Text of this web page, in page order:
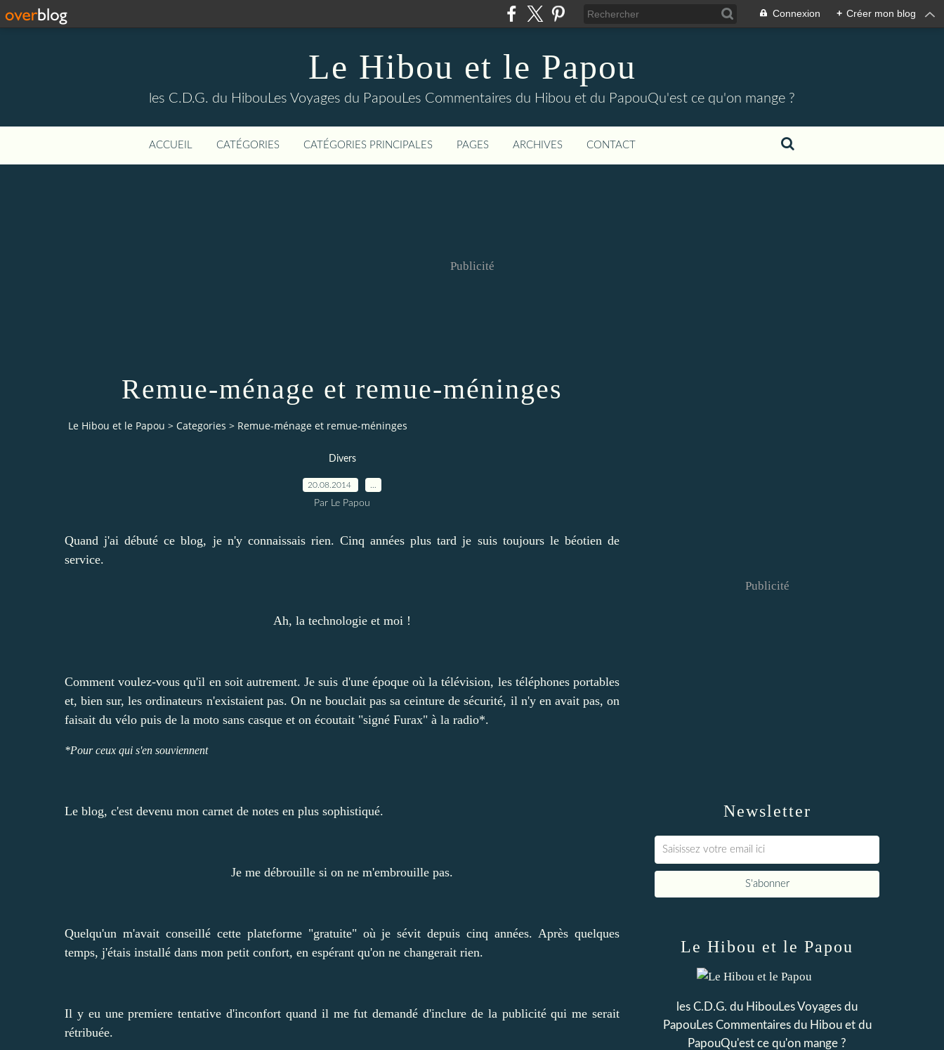
Connexion + Créer mon blog
Le Hibou et le Papou
les C.D.G. du HibouLes Voyages du PapouLes Commentaires du Hibou et du PapouQu'est ce qu'on mange ?
ACCUEIL CATÉGORIES CATÉGORIES PRINCIPALES PAGES ARCHIVES CONTACT
Publicité
Remue-ménage et remue-méninges
Le Hibou et le Papou > Categories > Remue-ménage et remue-méninges
Divers
20.08.2014
Par Le Papou
Quand j'ai débuté ce blog, je n'y connaissais rien. Cinq années plus tardje suis toujours le béotien de
service.
Ah, la technologie et moi !
Comment voulez-vous qu'il en soit autrement. Je suis d'une époque où la télévision, les téléphones portables
et, bien sur, les ordinateurs n'existaient pas. On ne bouclait pas sa ceinture de sécurité, il n'y en avait pas, on
faisait du vélo puis de la moto sans casque et on écoutait "signé Furax" à la radio*.
*Pour ceux qui s'en souviennent
Le blog, c'est devenu mon carnet de notes en plus sophistiqué.
Je me débrouille si on ne m'embrouille pas.
Quelqu'un m'avait conseillé cette plateforme "gratuite" où je sévit depuis cinq années. Après quelques
temps, j'étais installé dans mon petit confort, en espérant qu'on ne changerait rien.
Il y eu une premiere tentative d'inconfort quand il me fut demandé d'inclure de la publicité qui me serait
rétribuée.
Newsletter
Publicité
Le Hibou et le Papou
les C.D.G. du HibouLes Voyages du
PapouLes Commentaires du Hibou et du
PapouQu'est ce qu'on mange ?